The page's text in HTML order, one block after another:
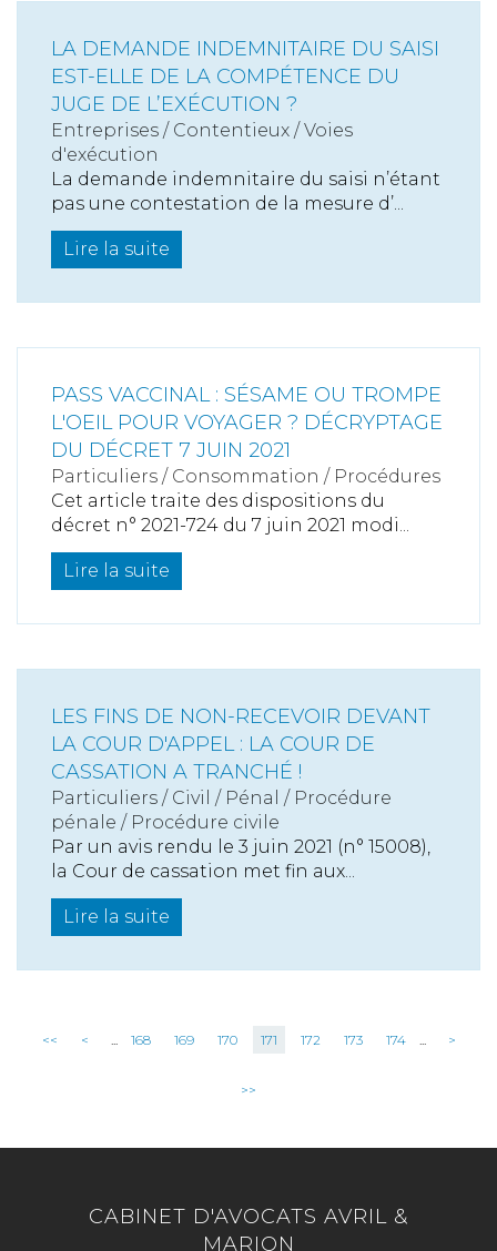
LA DEMANDE INDEMNITAIRE DU SAISI
EST-ELLE DE LA COMPÉTENCE DU
JUGE DE L’EXÉCUTION ?
Entreprises / Contentieux / Voies
d'exécution
La demande indemnitaire du saisi n’étant
pas une contestation de la mesure d’...
Lire la suite
PASS VACCINAL : SÉSAME OU TROMPE
L'OEIL POUR VOYAGER ? DÉCRYPTAGE
DU DÉCRET 7 JUIN 2021
Particuliers / Consommation / Procédures
Cet article traite des dispositions du
décret n° 2021-724 du 7 juin 2021 modi...
Lire la suite
LES FINS DE NON-RECEVOIR DEVANT
LA COUR D'APPEL : LA COUR DE
CASSATION A TRANCHÉ !
Particuliers / Civil / Pénal / Procédure
pénale / Procédure civile
Par un avis rendu le 3 juin 2021 (n° 15008),
la Cour de cassation met fin aux...
Lire la suite
<< < ... 168 169 170 171 172 173 174 ... >
>>
CABINET D'AVOCATS AVRIL &
MARION